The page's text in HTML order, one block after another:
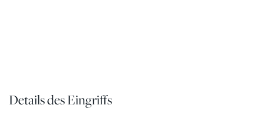
Details des Eingriffs